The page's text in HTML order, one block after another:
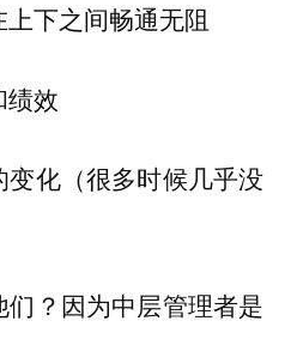
下之间畅通无阻
绩效
化（很多时候几乎没
？ 因为中层管理者是